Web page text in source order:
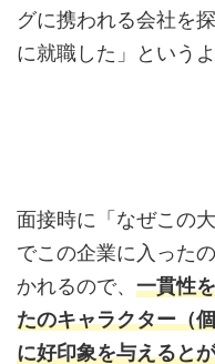
グに携われる会社を
に就職した」という
面接時に「なぜこの
でこの企業に入った
かれるので、 一貫性
たのキャラクター（
に好印象を与えると